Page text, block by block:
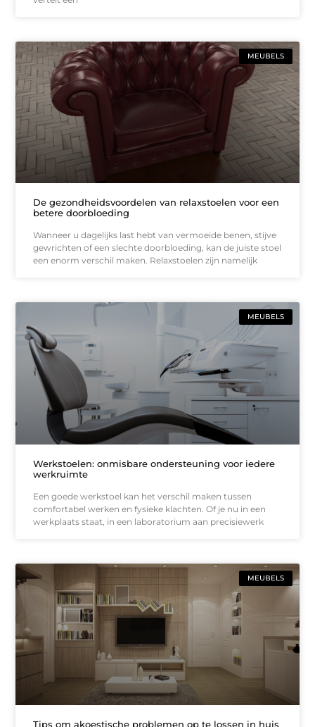
MEUBELS
De gezondheidsvoordelen van relaxstoelen voor een
betere doorbloeding
Wanneer u dagelijks last hebt van vermoeide benen, stijve
gewrichten of een slechte doorbloeding, kan de juiste stoel
een enorm verschil maken. Relaxstoelen zijn namelijk
MEUBELS
Werkstoelen: onmisbare ondersteuning voor iedere
werkruimte
Een goede werkstoel kan het verschil maken tussen
comfortabel werken en fysieke klachten. Of je nu in een
werkplaats staat, in een laboratorium aan precisiewerk
MEUBELS
Tips om akoestische problemen op te lossen in huis